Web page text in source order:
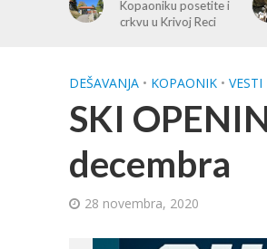
dolazi šumskom
stazom
DEŠAVANJA • KOPAONIK • VESTI
SKI
decembra
28 novembra, 2020